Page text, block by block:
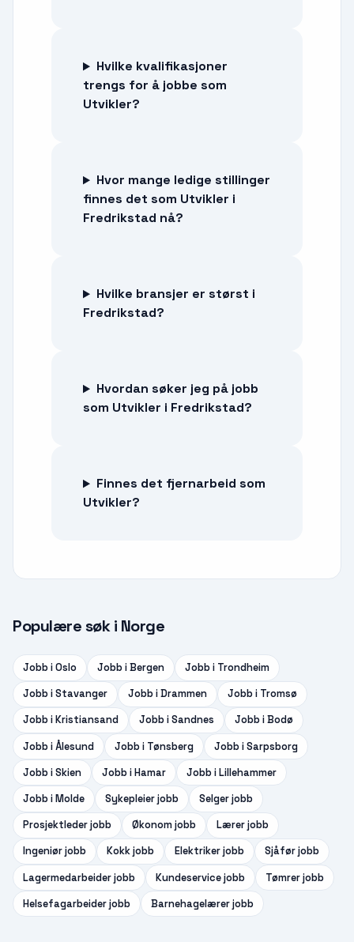
Hvilke kvalifikasjoner
trengs for å jobbe som
Utvikler?
Hvor mange ledige stillinger
finnes det som Utvikler i
Fredrikstad nå?
Hvilke bransjer er størst i
Fredrikstad?
Hvordan søker jeg på jobb
som Utvikler i Fredrikstad?
Finnes det fjernarbeid som
Utvikler?
Populære søk i Norge
Jobb iOslo Jobb iBergen Jobb i Trondheim
Jobb iStavanger Jobb iDrammen Jobb i Tromsø
Jobb iKristiansand Jobb iSandnes Jobb iBodø
Jobb iÅlesund Jobb i Tønsberg Jobb iSarpsborg
Jobb iSkien Jobb iHamar Jobb iLillehammer
Jobb iMolde Sykepleierjobb Selgerjobb
Prosjektlederjobb Økonomjobb Lærerjobb
Ingeniørjobb Kokkjobb Elektrikerjobb Sjåførjobb
Lagermedarbeiderjobb Kundeservicejobb Tømrerjobb
Helsefagarbeiderjobb Barnehagelærerjobb